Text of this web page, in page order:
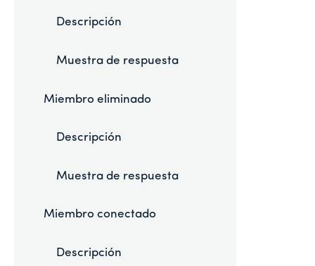
Descripción
Muestra de respuesta
Miembro eliminado
Descripción
Muestra de respuesta
Miembro conectado
Descripción